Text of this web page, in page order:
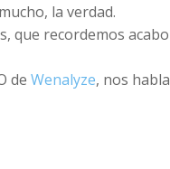
la verdad.
que recordemos acabo
de Wenalyze, nos habla